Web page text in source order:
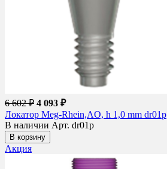
6 602 ₽ 4 093 ₽
Локатор Meg-Rhein,AO, h 1,0 mm dr01p
В наличии Арт. dr01p
В корзину
Акция